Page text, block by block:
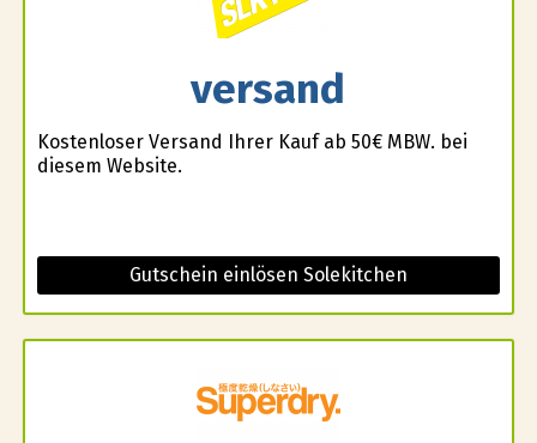
versand
Kostenloser Versand Ihrer Kauf ab 50€ MBW. bei
diesem Website.
Gutschein einlösen Solekitchen